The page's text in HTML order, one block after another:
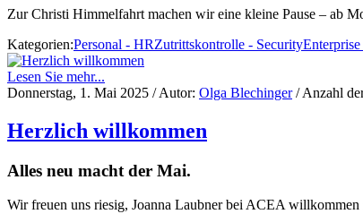
Zur Christi Himmelfahrt machen wir eine kleine Pause – ab
Kategorien:Personal - HRZutrittskontrolle - Security
Lesen Sie mehr...
Donnerstag, 1. Mai 2025 / Autor: Olga Blechinger/ Anzahl
Herzlich willkommen
Alles neu macht der Mai.
Wir freuen uns riesig, Joanna Laubner bei ACEA willkommen